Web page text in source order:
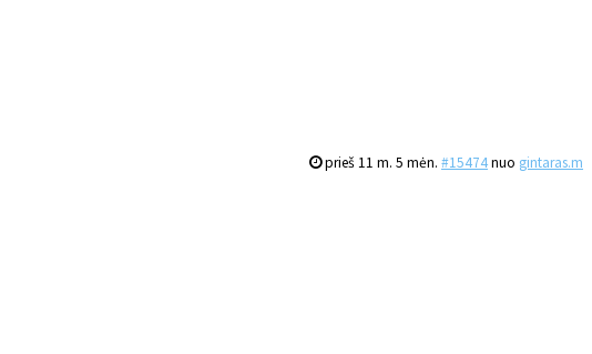
prieš 11 m. 5 mėn. #15474nuo gintaras.m